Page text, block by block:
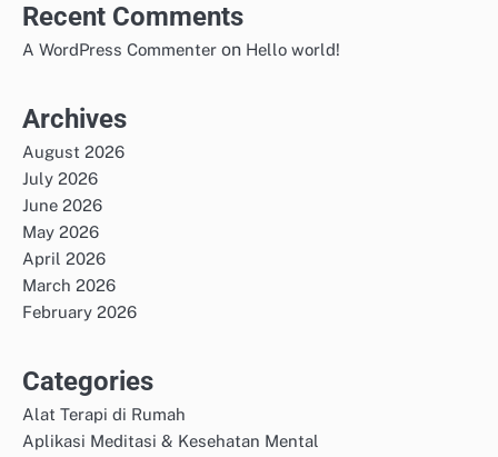
Recent Comments
A WordPress Commenter on Hello world!
Archives
August 2026
July 2026
June 2026
May 2026
April 2026
March 2026
February 2026
Categories
Alat Terapi di Rumah
Aplikasi Meditasi & Kesehatan Mental